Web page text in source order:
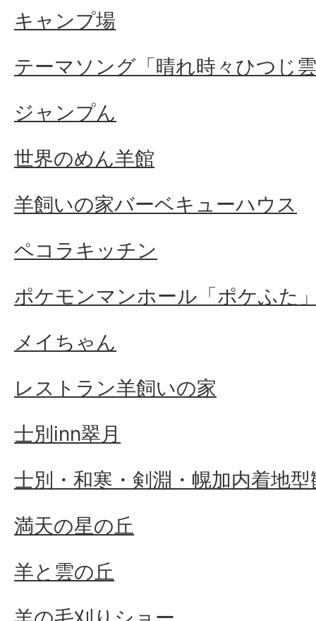
キャンプ場
テーマソング「晴れ時々ひつじ
ジャンプん
世界のめん羊館
羊飼いの家バーベキューハウス
ペコラキッチン
ポケモンマンホール「ポケふた
メイちゃん
レストラン羊飼いの家
士別inn翠月
士別・和寒・剣淵・幌加内着地
満天の星の丘
羊と雲の丘